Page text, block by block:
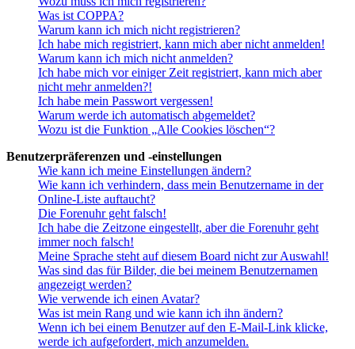
Was ist COPPA?
Warum kann ich mich nicht registrieren?
Ich habe mich registriert, kann mich aber nicht anmelden!
Warum kann ich mich nicht anmelden?
Ich habe mich vor einiger Zeit registriert, kann mich aber
nicht mehr anmelden?!
Ich habe mein Passwort vergessen!
Warum werde ich automatisch abgemeldet?
Wozu ist die Funktion „Alle Cookies löschen“?
Benutzerpräferenzen und -einstellungen
Wie kann ich meine Einstellungen ändern?
Wie kann ich verhindern, dass mein Benutzername in der
Online-Liste auftaucht?
Die Forenuhr geht falsch!
Ich habe die Zeitzone eingestellt, aber die Forenuhr geht
immer noch falsch!
Meine Sprache steht auf diesem Board nicht zur Auswahl!
Was sind das für Bilder, die bei meinem Benutzernamen
angezeigt werden?
Wie verwende ich einen Avatar?
Was ist mein Rang und wie kann ich ihn ändern?
Wenn ich bei einem Benutzer auf den E-Mail-Link klicke,
werde ich aufgefordert, mich anzumelden.